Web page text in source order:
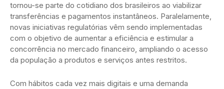
tornou-se parte do cotidiano dos brasileiros ao viabilizar
transferências e pagamentos instantâneos. Paralelamente,
novas iniciativas regulatórias vêm sendo implementadas
com o objetivo de aumentar a eficiência e estimular a
concorrência no mercado financeiro, ampliando o acesso
da população a produtos e serviços antes restritos.
Com hábitos cada vez mais digitais e uma demanda